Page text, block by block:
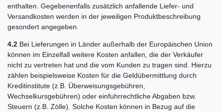
enthalten. Gegebenenfalls zusätzlich anfallende Liefer- und
Versandkosten werden in der jeweiligen Produktbeschreibung
gesondert angegeben.
4.2 Bei Lieferungen in Länder außerhalb der Europäischen Union
können im Einzelfall weitere Kosten anfallen, die der Verkäufer
nicht zu vertreten hat und die vom Kunden zu tragen sind. Hierzu
zählen beispielsweise Kosten für die Geldübermittlung durch
Kreditinstitute (z.B. Überweisungsgebühren,
Wechselkursgebühren) oder einfuhrrechtliche Abgaben bzw.
Steuern (z.B. Zölle). Solche Kosten können in Bezug auf die